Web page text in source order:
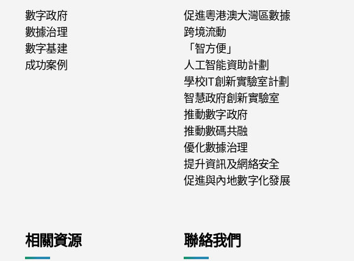
數字政府
數據治理
數字基建
成功案例
促進粵港澳大灣區數據
跨境流動
「智方便」
人工智能資助計劃
學校IT創新實驗室計劃
智慧政府創新實驗室
推動數字政府
推動數碼共融
優化數據治理
提升資訊及網絡安全
促進與內地數字化發展
相關資源 聯絡我們